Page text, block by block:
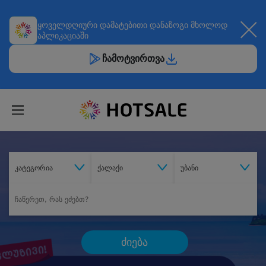
ყოველდღიური დამატებითი დანაზოგი მხოლოდ
აპლიკაციაში
ჩამოტვირთვა
კატეგორია ქალაქი უბანი
ძიება